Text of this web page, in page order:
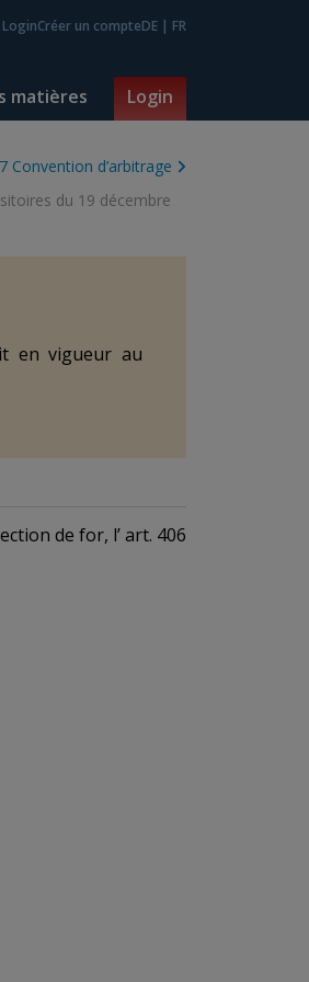
LoginCréer un compteDE | FR
matières Login
Convention d’arbitrage
du 19 décembre
en vigueur au
de for, l’art. 406